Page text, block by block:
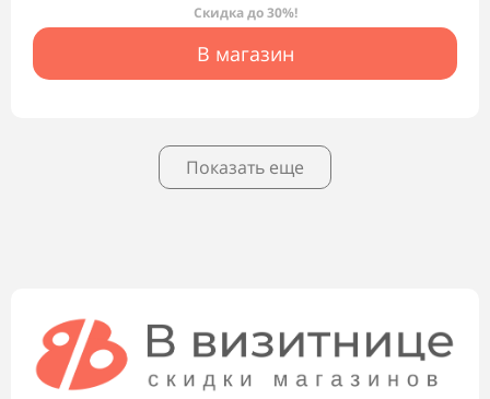
Скидка до 30%!
В магазин
Показать еще